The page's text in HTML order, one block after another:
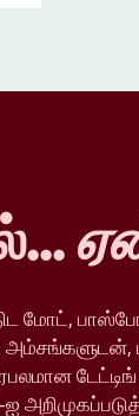
மோட்,
அம்சங்களுடன்,